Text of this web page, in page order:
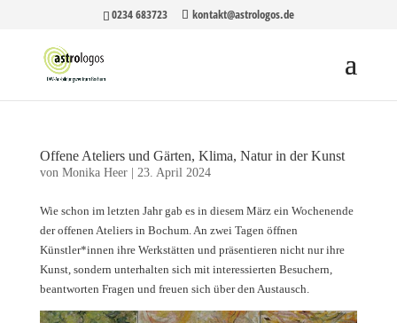
0234 683723 kontakt@astrologos.de
Offene Ateliers und Gärten, Klima, Natur in der Kunst
von Monika Heer| 23. April 2024
Wie schon im letzten Jahr gab es in diesem März ein Wochenende
der offenen Ateliers in Bochum. An zwei Tagen öffnen
Künstler*innen ihre Werkstätten und präsentieren nicht nur ihre
Kunst, sondern unterhalten sich mit interessierten Besuchern,
beantworten Fragen und freuen sich über den Austausch.